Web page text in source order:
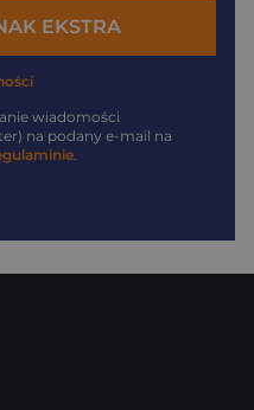
EKSTRA
wiadomości
na podany e-mail na